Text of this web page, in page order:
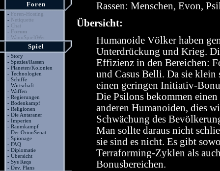
Foren
- Foren-Hosting
- Netiquette
- Chat
- Forum
- WannSpieltWer
Spiel
- Story
- Spezies/Rassen
- Planeten/Kolonien
- Technologien
- Schiffe
- Wirtschaft
- Waffen
- Regierungen
- Bodenkampf
- Religionen
- Die Antaraner
- Imperien
- Raumkampf
- Der OrionSenat
- Spionage
- FAQ
- Diplomatie
- Übersicht
- Sys Reqs
- Dev. Plans
Rassen: Menschen, Evon,
Übersicht:
Humanoide Völker haben
Unterdrückung und Krieg.
Effizienz in den Bereichen:
und Casus Belli. Da sie klein
einen geringen Initiativ-
Die Psilons bekommen
anderen Humanoiden, dies
Schwächung des
Man sollte daraus nicht
sie sind es nicht. Es gibt
Terraforming-Zyklen als
Bonusbereichen.